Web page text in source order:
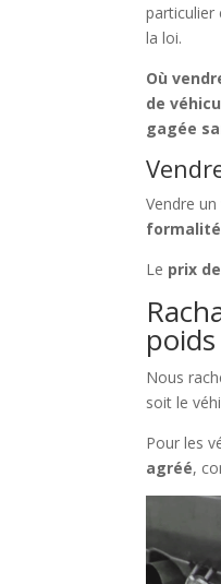
particulier
la loi.
Où
de
gagée
Vendre
Le prix
Nous
soit le
Pour les
agréé,